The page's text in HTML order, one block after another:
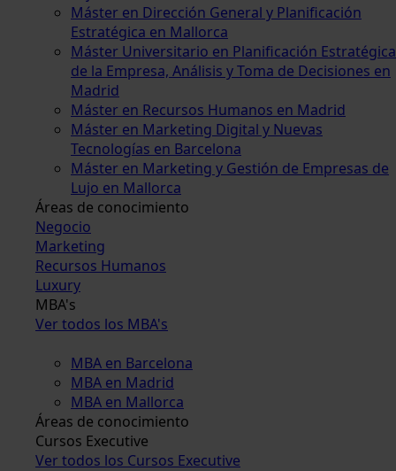
Máster en Dirección General y Planificación
Estratégica en Mallorca
Máster Universitario en Planificación Estratégica
de la Empresa, Análisis y Toma de Decisiones en
Madrid
Máster en Recursos Humanos en Madrid
Máster en Marketing Digital y Nuevas
Tecnologías en Barcelona
Máster en Marketing y Gestión de Empresas de
Lujo en Mallorca
Áreas de conocimiento
Negocio
Marketing
Recursos Humanos
Luxury
MBA's
Ver todos los MBA's
MBA en Barcelona
MBA en Madrid
MBA en Mallorca
Áreas de conocimiento
Cursos Executive
Ver todos los Cursos Executive